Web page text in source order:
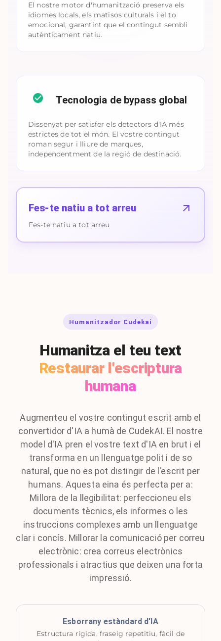
El nostre motor d'humanització preserva els
idiomes locals, els matisos culturals i el to
emocional, garantint que el contingut sembli
autènticament natiu.
Tecnologia de bypass global
Dissenyat per satisfer els detectors d'IA més
estrictes de tot el món. El vostre contingut
roman segur i lliure de marques,
independentment de la regió de destinació.
Fes-te natiu a tot arreu
Fes-te natiu a tot arreu
Humanitzador Cudekai
Humanitza el teu text
Restaurar l'escriptura
humana
Augmenteu el vostre contingut escrit amb el
convertidor d'IA a humà de CudekAI. El nostre
model d'IA pren el vostre text d'IA en brut i el
transforma en un llenguatge polit i de so
natural, que no es pot distingir de l'escrit per
humans. Aquesta eina és perfecta per a:
Millora de la llegibilitat: perfeccioneu els
documents tècnics, els informes o les
instruccions complexes amb un llenguatge
clar i concís. Millorar la comunicació per correu
electrònic: crea correus electrònics
professionals i atractius que deixen una forta
impressió.
Esborrany estàndard d'IA
Estructura rígida, fraseig repetitiu, fàcil de